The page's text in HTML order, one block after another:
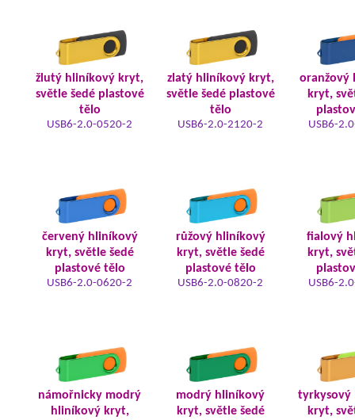
žlutý hliníkový kryt,
světle šedé plastové
tělo
USB6-2.0-0520-2
zlatý hliníkový kryt,
světle šedé plastové
tělo
USB6-2.0-2120-2
oranžový
kryt,
USB6-
červený hliníkový
kryt, světle šedé
plastové tělo
USB6-2.0-0620-2
růžový hliníkový
kryt, světle šedé
plastové tělo
USB6-2.0-0820-2
fialový
kryt,
USB6-
námořnicky modrý
hliníkový kryt,
modrý hliníkový
kryt, světle šedé
tyrkysový
kryt,